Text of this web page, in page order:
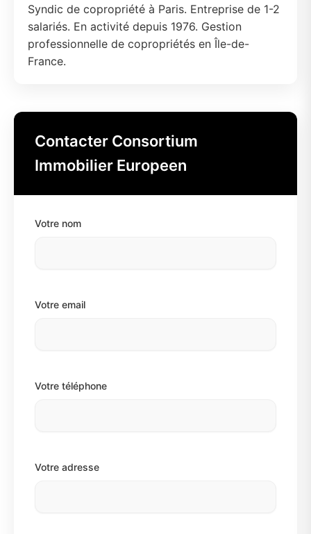
Syndic de copropriété à Paris. Entreprise de 1-2
salariés. En activité depuis 1976. Gestion
professionnelle de copropriétés en Île-de-
France.
Contacter Consortium
Immobilier Europeen
Votre nom
Votre email
Votre téléphone
Votre adresse